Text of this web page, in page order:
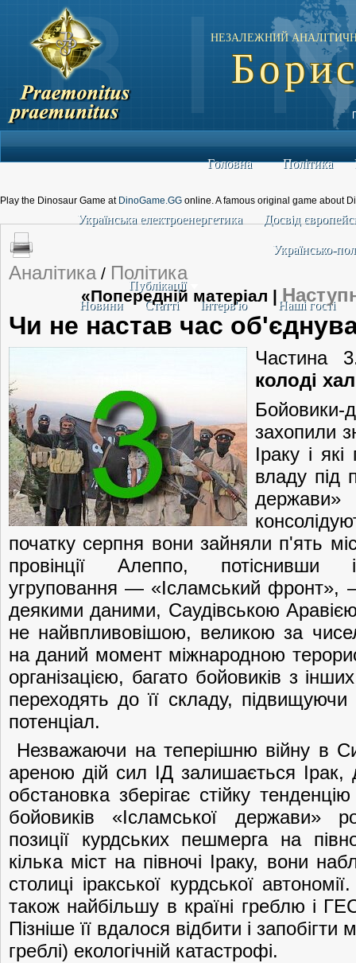
НЕЗАЛЕЖНИЙ
Головна Політика
Українська електроенергетика Досвід
Українсько-
Публікації
Новини
Статті Інтерв'ю Наші гості
Play the Dinosaur Game at DinoGame.GG online. A famous original game about
Аналітика / Політика
«Попередній матеріал |
Чи не настав час
Частина
колоді
захопили
Іраку і
владу під
початку серпня вони зайняли п'ять
провінції Алеппо, потіснивши
угруповання — «Ісламський фронт»,
деякими даними, Саудівською
не найвпливовішою, великою за
на даний момент міжнародною
організацією, багато бойовиків з
переходять до її складу,
потенціал.
Незважаючи на теперішню війну в
ареною дій сил ІД залишається Ірак,
обстановка зберігає стійку
бойовиків «Ісламської держави»
позиції курдських пешмерга на
кілька міст на півночі Іраку, вони
столиці іракської курдської
також найбільшу в країні греблю і
Пізніше її вдалося відбити і запобігти
греблі) екологічній катастрофі.